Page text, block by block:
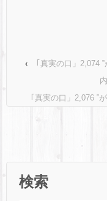
‹
｢真実の口」2,074
｢真実の口」2,076 ‟
検索